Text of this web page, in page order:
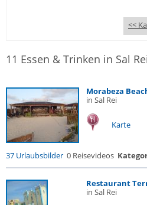
<<
11 Essen & Trinken in Sal Rei
Morabeza
in Sal Rei
Karte
37 Urlaubsbilder 0 Reisevideos
Restaurant
in Sal Rei